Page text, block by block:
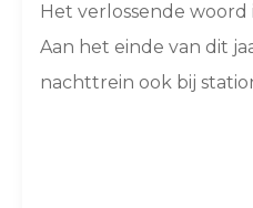
Het verlossende woord
Aan het einde van dit
nachttrein ook bij